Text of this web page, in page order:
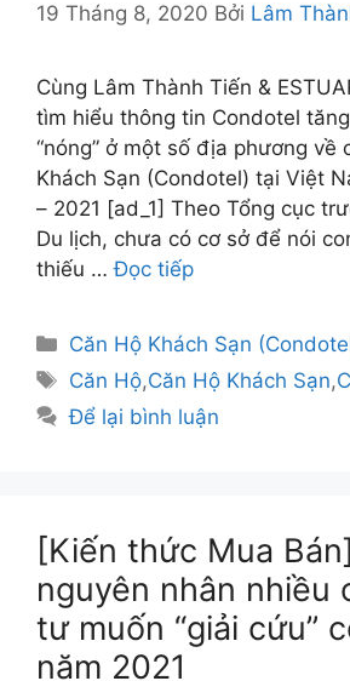
19 Tháng 8, 2020 Bởi Lâm
Cùng Lâm Thành Tiến &
tìm hiểu thông tin Condotel
“nóng” ở một số địa phương về
Khách Sạn (Condotel) tại Việt
– 2021 [ad_1] Theo Tổng cục
Du lịch, chưa có cơ sở để nói
thiếu …Đọc tiếp
Danh
mục
Căn Hộ Khách Sạn
Thẻ
Căn Hộ,Căn Hộ Khách Sạn,
Để lại bình luận
[Kiến thức Mua
nguyên nhân nhiều
tư muốn “giải cứu”
năm 2021